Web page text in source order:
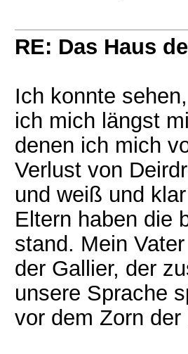
RE: Das Haus
Ich konnte
ich mich längst
denen ich mich
Verlust von
und weiß und
Eltern haben die
stand. Mein
der Gallier, der
unsere Sprache
vor dem Zorn